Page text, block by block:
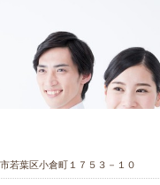
若葉区小倉町１７５３－１０